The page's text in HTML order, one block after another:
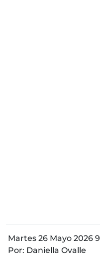
Martes 26 Mayo 2026
Por: Daniella Ovalle